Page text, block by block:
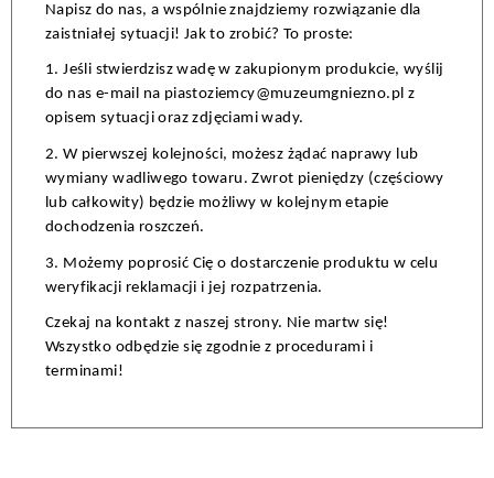
Napisz do nas, a wspólnie znajdziemy rozwiązanie dla
zaistniałej sytuacji! Jak to zrobić? To proste:
1. Jeśli stwierdzisz wadę w zakupionym produkcie, wyślij
do nas e-mail na piastoziemcy@muzeumgniezno.pl z
opisem sytuacji oraz zdjęciami wady.
2. W pierwszej kolejności, możesz żądać naprawy lub
wymiany wadliwego towaru. Zwrot pieniędzy (częściowy
lub całkowity) będzie możliwy w kolejnym etapie
dochodzenia roszczeń.
3. Możemy poprosić Cię o dostarczenie produktu w celu
weryfikacji reklamacji i jej rozpatrzenia.
Czekaj na kontakt z naszej strony. Nie martw się!
Wszystko odbędzie się zgodnie z procedurami i
terminami!